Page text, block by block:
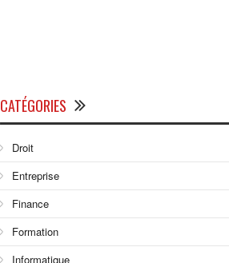
CATÉGORIES
Droit
Entreprise
Finance
Formation
Informatique